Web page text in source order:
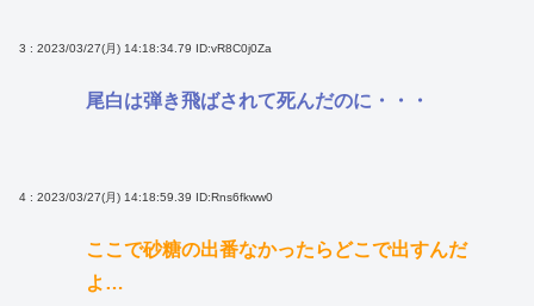
3 : 2023/03/27(月) 14:18:34.79 ID:vR8C0j0Za
尾白は弾き飛ばされて死んだのに・・・
4 : 2023/03/27(月) 14:18:59.39 ID:Rns6fkww0
ここで砂糖の出番なかったらどこで出すんだ
よ…